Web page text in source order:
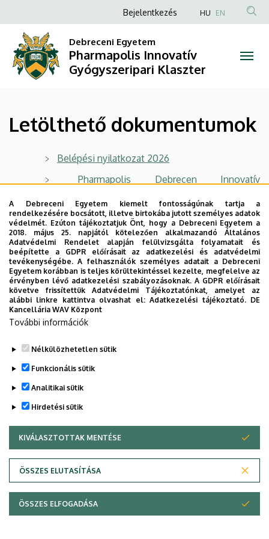
dokumentumok
Pharmapolis
Innovatív
Gyógyszeripari
Klaszter
a
tartalomra
Anonim
fiók
menüje
Bejelentkezés HU EN
Debreceni Egyetem
Pharmapolis Innovatív
Gyógyszeripari Klaszter
Letölthető dokumentumok
Belépési nyilatkozat 2026
Pharmapolis Debrecen Innovatív
Pharmapolis Debrecen Innovatív
Gyógyszeripari Klaszter Szervezeti- és Működési
Szabályzata (SZMSZ)
Legutóbbi frissítés: 2026. 03. 19. 08:39
Adatvédelem
Szerzői jog © 2026 Unideb
A Debreceni Egyetem kiemelt fontosságúnak tartja a
rendelkezésére bocsátott, illetve birtokába jutott személyes adatok
védelmét. Ezúton tájékoztatjuk Önt, hogy a Debreceni Egyetem a
2018. május 25. napjától kötelezően alkalmazandó Általános
Adatvédelmi Rendelet alapján felülvizsgálta folyamatait és
beépítette a GDPR előírásait az adatkezelési és adatvédelmi
tevékenységébe. A felhasználók személyes adatait a Debreceni
Egyetem korábban is teljes körültekintéssel kezelte, megfelelve az
érvényben lévő adatkezelési szabályozásoknak. A GDPR előírásait
követve frissítettük Adatvédelmi Tájékoztatónkat, amelyet az
alábbi linkre kattintva olvashat el:Adatkezelési tájékoztató. DE
Kancellária WAV Központ
További információk
Nélkülözhetetlen sütik
Funkcionális sütik
Analitikai sütik
Hirdetési sütik
KIVÁLASZTOTTAK MENTÉSE
ÖSSZES ELUTASÍTÁSA
HOZZÁJÁRULÁS VISSZAVONÁSA
ÖSSZES ELFOGADÁSA